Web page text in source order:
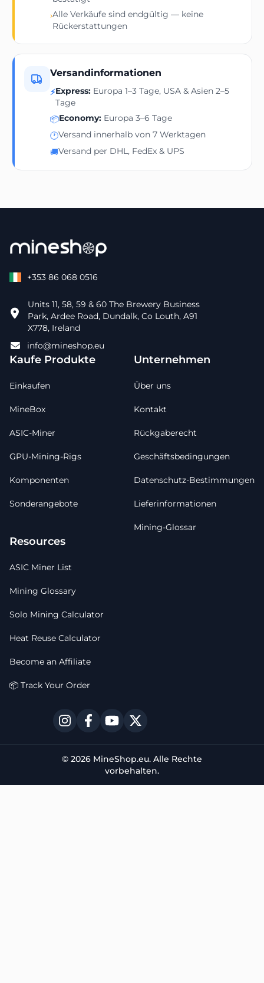
›Alle Verkäufe sind endgültig — keine
Rückerstattungen
Versandinformationen
⚡Express: Europa 1–3 Tage, USA & Asien 2–5
Tage
📦Economy: Europa 3–6 Tage
🕐Versand innerhalb von 7 Werktagen
🚚Versand per DHL, FedEx & UPS
+353 86 068 0516
Units 11, 58, 59 & 60 The Brewery Business
Park, Ardee Road, Dundalk, Co Louth, A91
X778, Ireland
info@mineshop.eu
Kaufe Produkte
Einkaufen
MineBox
ASIC-Miner
GPU-Mining-Rigs
Komponenten
Sonderangebote
Unternehmen
Über uns
Kontakt
Rückgaberecht
Geschäftsbedingungen
Datenschutz-Bestimmungen
Lieferinformationen
Mining-Glossar
Resources
ASIC Miner List
Mining Glossary
Solo Mining Calculator
Heat Reuse Calculator
Become an Affiliate
📦 Track Your Order
© 2026 MineShop.eu. Alle Rechte
vorbehalten.